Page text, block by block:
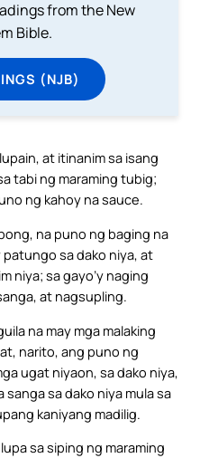
from the New
Bible.
(NJB)
at itinanim sa isang
tabi ng maraming tubig;
ng kahoy na sauce.
na puno ng baging na
patungo sa dako niya, at
niya; sa gayo’y naging
at nagsupling.
na may mga malaking
narito, ang puno ng
ugat niyaon, sa dako niya,
sa dako niya mula sa
kaniyang madilig.
sa siping ng maraming